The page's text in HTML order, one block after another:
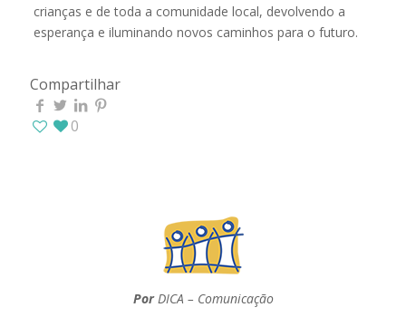
crianças e de toda a comunidade local, devolvendo a
esperança e iluminando novos caminhos para o futuro.
Compartilhar
0
PorDICA – Comunicação